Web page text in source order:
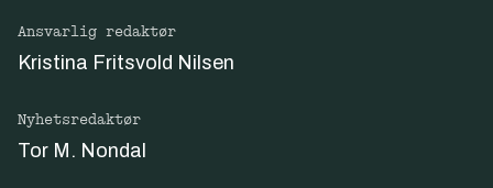
Ansvarlig redaktør
Kristina Fritsvold Nilsen
Nyhetsredaktør
Tor M. Nondal